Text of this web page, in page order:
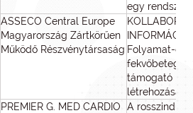
egy
ASSECO Central Europe
Magyarország Zártkörűen
Működő Részvénytársaság Folyamat-
fekvőbeteg-
támogató
létrehozása
PREMIER G. MED CARDIO
A